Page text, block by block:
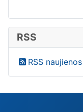
RSS
RSS naujienos